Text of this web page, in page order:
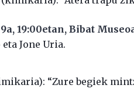
19:00etan, Bibat
Jone Uria.
“Zure begiek